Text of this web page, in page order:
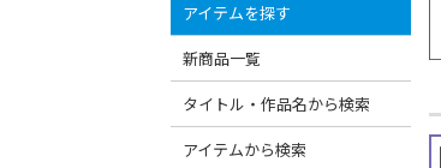
アイテムを探す
新商品一覧
タイトル・作品名から検索
アイテムから検索